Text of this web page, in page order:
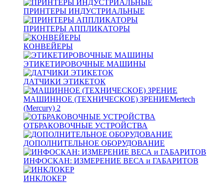
ПРИНТЕРЫ ИНДУСТРИАЛЬНЫЕ
ПРИНТЕРЫ АППЛИКАТОРЫ
КОНВЕЙЕРЫ
ЭТИКЕТИРОВОЧНЫЕ МАШИНЫ
ДАТЧИКИ ЭТИКЕТОК
МАШИННОЕ (ТЕХНИЧЕСКОЕ) ЗРЕНИЕMertech
(Mercury) 2
ОТБРАКОВОЧНЫЕ УСТРОЙСТВА
ДОПОЛНИТЕЛЬНОЕ ОБОРУДОВАНИЕ
ИНФОСКАН: ИЗМЕРЕНИЕ ВЕСА и ГАБАРИТОВ
ИНКЛОКЕР